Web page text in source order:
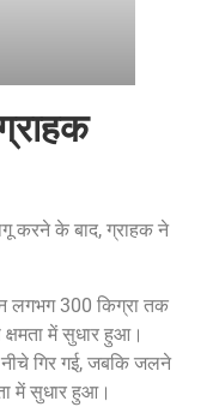
करने के बाद, ग्राहक ने
लगभग 300 किग्रा तक
में सुधार हुआ।
नीचे गिर गई, जबकि जलने
में सुधार हुआ।